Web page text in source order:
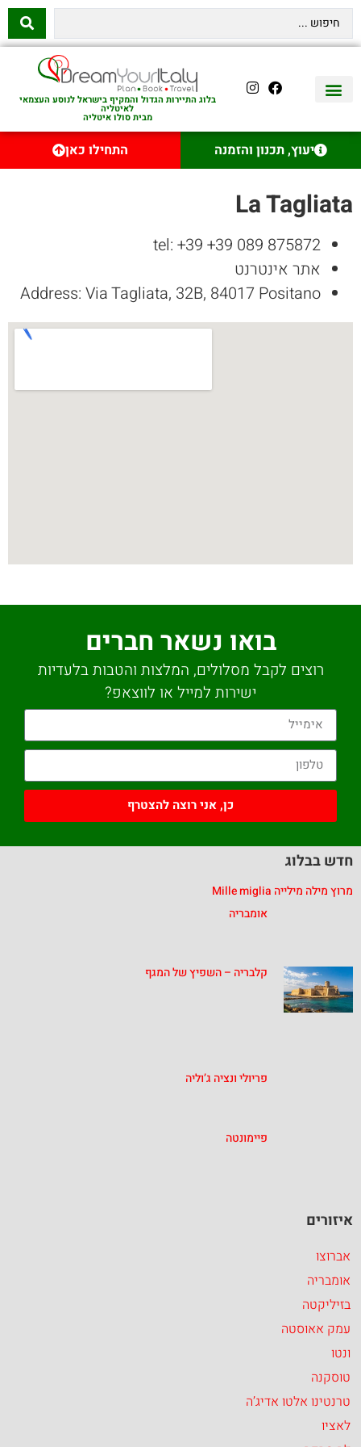
בלוג התיירות הגדול והמקיף בישראל לנוסע העצמאי
לאיטליה
מבית סולו איטליה
יעוץ, תכנון והזמנה התחילו כאן
La Tagliata
tel: +39 +39 089 875872
אתר אינטרנט
Address: Via Tagliata, 32B, 84017 Positano
בואו נשאר חברים
רוצים לקבל מסלולים, המלצות והטבות בלעדיות
ישירות למייל או לווצאפ?
כן, אני רוצה להצטרף
חדש בבלוג
מרוץ מילה מילייה Mille miglia
אומבריה
קלבריה – השפיץ של המגף
פריולי ונציה ג’וליה
פיימונטה
איזורים
אברוצו
אומבריה
בזיליקטה
עמק אאוסטה
ונטו
טוסקנה
טרנטינו אלטו אדיג’ה
לאציו